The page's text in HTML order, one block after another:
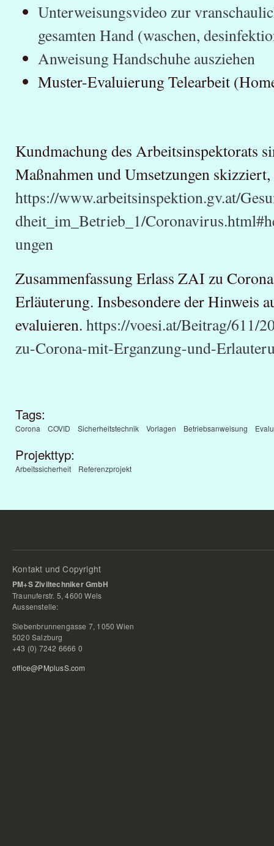
Unterweisungsvideo zur
gesamten Hand (waschen,
Anweisung Handschuhe ausziehen
Muster-Evaluierung Telearbeit
Kundmachung des Arbeitsinspektorats
Maßnahmen und Umsetzungen
https://www.arbeitsinspektion.gv.at/
dheit_im_Betrieb_1/
ungen
Zusammenfassung Erlass ZAI zu
Erläuterung. Insbesondere der Hinweis
evaluieren. https://voesi.at/Beitrag/611/
zu-Corona-mit-Erganzung-und-
Tags:
Corona COVID Sicherheitstechnik Vorlagen Betriebsanweisung
Projekttyp:
Arbeitssicherheit Referenzprojekt
Kontakt und Copyright
PM+S Ziviltechniker GmbH
Traunuferstr. 5, 4600 Wels
Aussenstelle:
Siebenbrunnengasse 7, 1050 Wien
5020 Salzburg
+43 (0) 7242 6666 0
office@PMplusS.com